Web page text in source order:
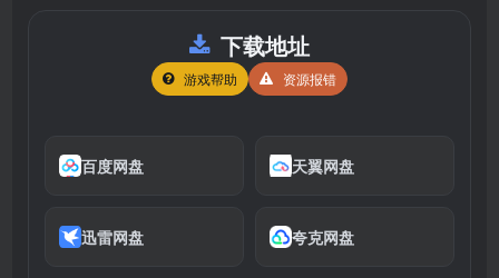
下载地址
游戏帮助 资源报错
百度网盘 天翼网盘
迅雷网盘 夸克网盘